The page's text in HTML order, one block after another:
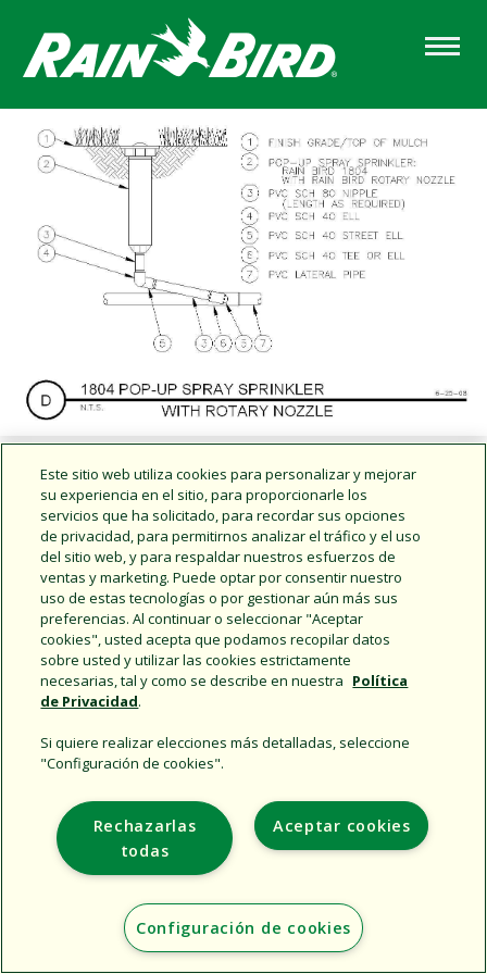
main
content
Share this document
Copy URL
Empresa
Additional Sites
Copyright © 2026 Rain Bird Corporation. All rights reserved.
Este sitio web utiliza cookies para personalizar y mejorar
su experiencia en el sitio, para proporcionarle los
servicios que ha solicitado, para recordar sus opciones
de privacidad, para permitirnos analizar el tráfico y el uso
del sitio web, y para respaldar nuestros esfuerzos de
ventas y marketing. Puede optar por consentir nuestro
uso de estas tecnologías o por gestionar aún más sus
preferencias. Al continuar o seleccionar "Aceptar
cookies", usted acepta que podamos recopilar datos
sobre usted y utilizar las cookies estrictamente
necesarias, tal y como se describe en nuestra Política
de Privacidad.
Si quiere realizar elecciones más detalladas, seleccione
"Configuración de cookies".
Aceptar cookies
Rechazarlas
todas
Configuración de cookies